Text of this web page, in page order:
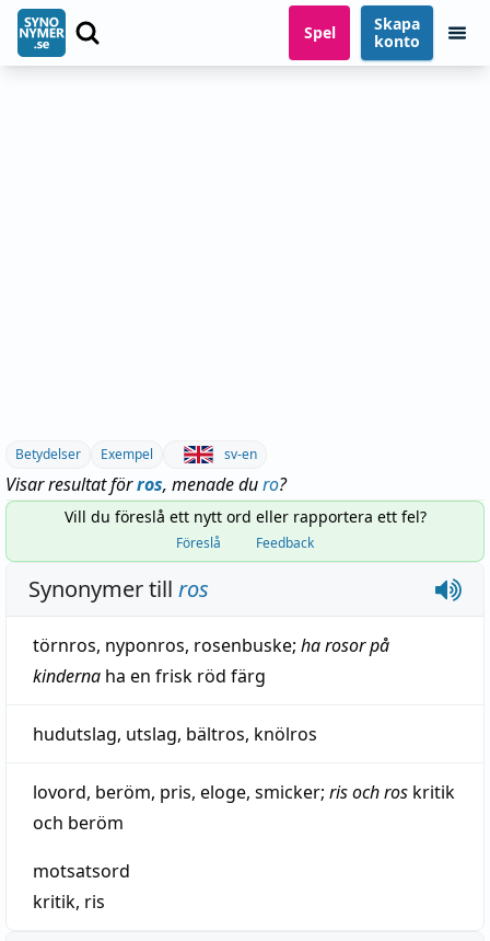
Spel
Skapa
konto
Betydelser Exempel sv-en
Visar resultat förros, menade duro?
Vill du föreslå ett nytt ord eller rapportera ett fel?
Föreslå Feedback
Synonymer till ros
törnros, nyponros, rosenbuske; ha rosor på
kinderna ha en frisk röd färg
hudutslag, utslag, bältros, knölros
lovord, beröm, pris, eloge, smicker; ris och ros kritik
och beröm
motsatsord
kritik, ris